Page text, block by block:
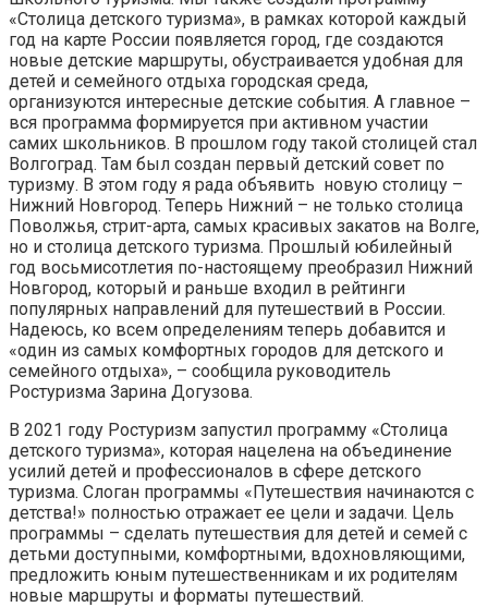
«Столица детского туризма», в рамках которой каждый
год на карте России появляется город, где создаются
новые детские маршруты, обустраивается удобная для
детей и семейного отдыха городская среда,
организуются интересные детские события. А главное –
вся программа формируется при активном участии
самих школьников. В прошлом году такой столицей стал
Волгоград. Там был создан первый детский совет по
туризму. В этом году я рада объявить новую столицу –
Нижний Новгород. Теперь Нижний – не только столица
Поволжья, стрит-арта, самых красивых закатов на Волге,
но и столица детского туризма. Прошлый юбилейный
год восьмисотлетия по-настоящему преобразил Нижний
Новгород, который и раньше входил в рейтинги
популярных направлений для путешествий в России.
Надеюсь, ко всем определениям теперь добавится и
«один из самых комфортных городов для детского и
семейного отдыха», – сообщила руководитель
Ростуризма Зарина Догузова.
В 2021 году Ростуризм запустил программу «Столица
детского туризма», которая нацелена на объединение
усилий детей и профессионалов в сфере детского
туризма. Слоган программы «Путешествия начинаются с
детства!» полностью отражает ее цели и задачи. Цель
программы – сделать путешествия для детей и семей с
детьми доступными, комфортными, вдохновляющими,
предложить юным путешественникам и их родителям
новые маршруты и форматы путешествий.